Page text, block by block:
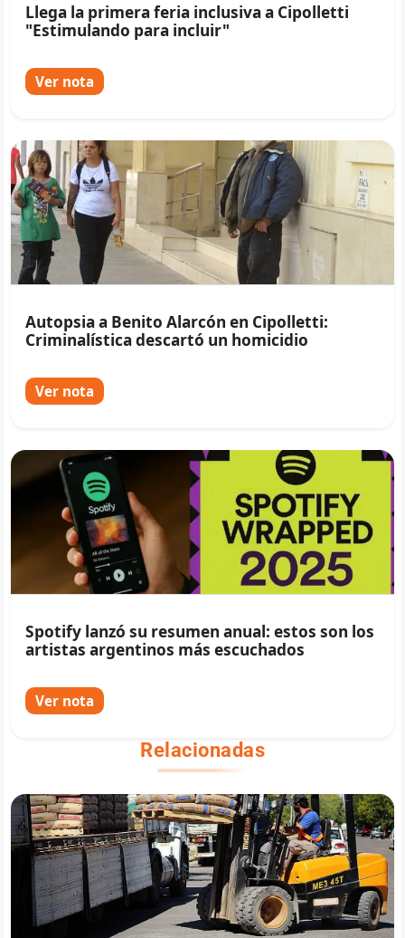
Llega la primera feria inclusiva a Cipolletti
"Estimulando para incluir"
Ver nota
Autopsia a Benito Alarcón en Cipolletti:
Criminalística descartó un homicidio
Ver nota
Spotify lanzó su resumen anual: estos son los
artistas argentinos más escuchados
Ver nota
Relacionadas